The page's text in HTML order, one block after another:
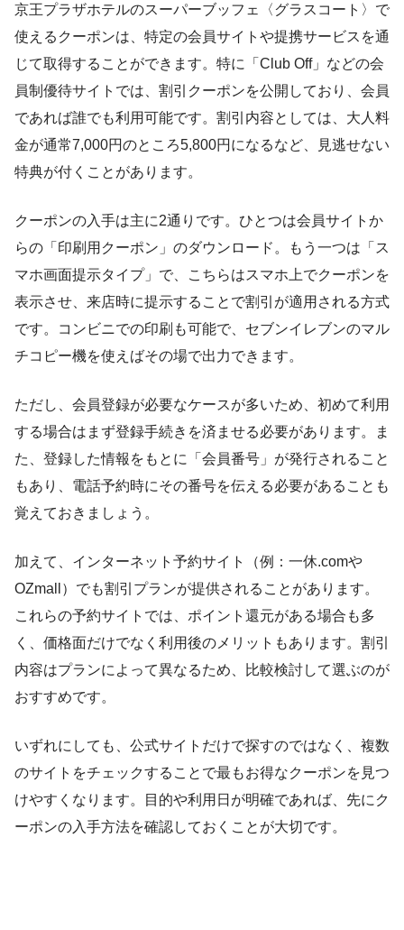
京王プラザホテルのスーパーブッフェ〈グラスコート〉で
使えるクーポンは、特定の会員サイトや提携サービスを通
じて取得することができます。特に「Club Off」などの会
員制優待サイトでは、割引クーポンを公開しており、会員
であれば誰でも利用可能です。割引内容としては、大人料
金が通常7,000円のところ5,800円になるなど、見逃せない
特典が付くことがあります。
クーポンの入手は主に2通りです。ひとつは会員サイトか
らの「印刷用クーポン」のダウンロード。もう一つは「ス
マホ画面提示タイプ」で、こちらはスマホ上でクーポンを
表示させ、来店時に提示することで割引が適用される方式
です。コンビニでの印刷も可能で、セブンイレブンのマル
チコピー機を使えばその場で出力できます。
ただし、会員登録が必要なケースが多いため、初めて利用
する場合はまず登録手続きを済ませる必要があります。ま
た、登録した情報をもとに「会員番号」が発行されること
もあり、電話予約時にその番号を伝える必要があることも
覚えておきましょう。
加えて、インターネット予約サイト（例：一休.comや
OZmall）でも割引プランが提供されることがあります。
これらの予約サイトでは、ポイント還元がある場合も多
く、価格面だけでなく利用後のメリットもあります。割引
内容はプランによって異なるため、比較検討して選ぶのが
おすすめです。
いずれにしても、公式サイトだけで探すのではなく、複数
のサイトをチェックすることで最もお得なクーポンを見つ
けやすくなります。目的や利用日が明確であれば、先にク
ーポンの入手方法を確認しておくことが大切です。